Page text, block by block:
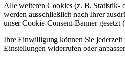
Alle weiteren Cookies (z. B. Statistik-
werden ausschließlich nach Ihrer
unser Cookie-Consent-Banner
Ihre Einwilligung können Sie jederzeit
Einstellungen widerrufen oder